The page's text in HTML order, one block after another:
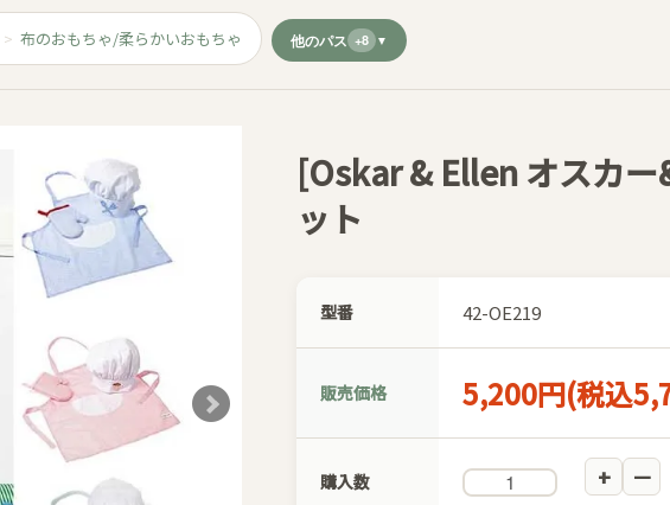
布のおもちゃ/柔らかいおもちゃ 他のパス +8
[Oskar & Ellen オスカ
ット
型番 42-OE219
販売価格 5,200円(税込
購入数